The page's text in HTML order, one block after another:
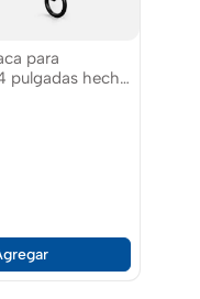
para
pulgadas hecho